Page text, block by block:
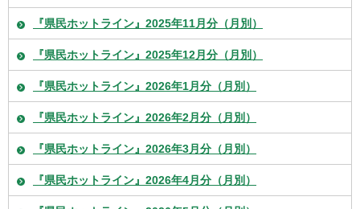
『県民ホットライン』2025年11月分（月別）
『県民ホットライン』2025年12月分（月別）
『県民ホットライン』2026年1月分（月別）
『県民ホットライン』2026年2月分（月別）
『県民ホットライン』2026年3月分（月別）
『県民ホットライン』2026年4月分（月別）